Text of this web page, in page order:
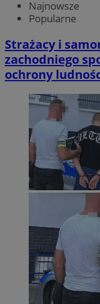
Najnowsze
Popularne
Strażacy i
zachodniego
ochrony